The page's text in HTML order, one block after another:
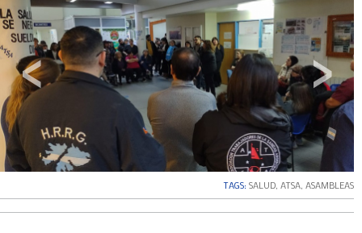
‹ ›
TAGS: SALUD, ATSA, ASAMBLEAS